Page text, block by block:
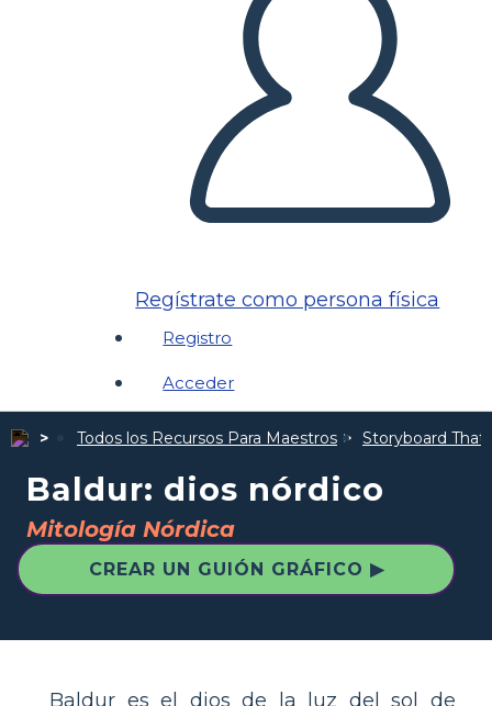
Regístrate como persona física
Registro
Acceder
Todos los Recursos Para Maestros Storyboard That
Baldur: dios nórdico
Mitología Nórdica
CREAR UN GUIÓN GRÁFICO ▶
Baldur es el dios de la luz del sol de